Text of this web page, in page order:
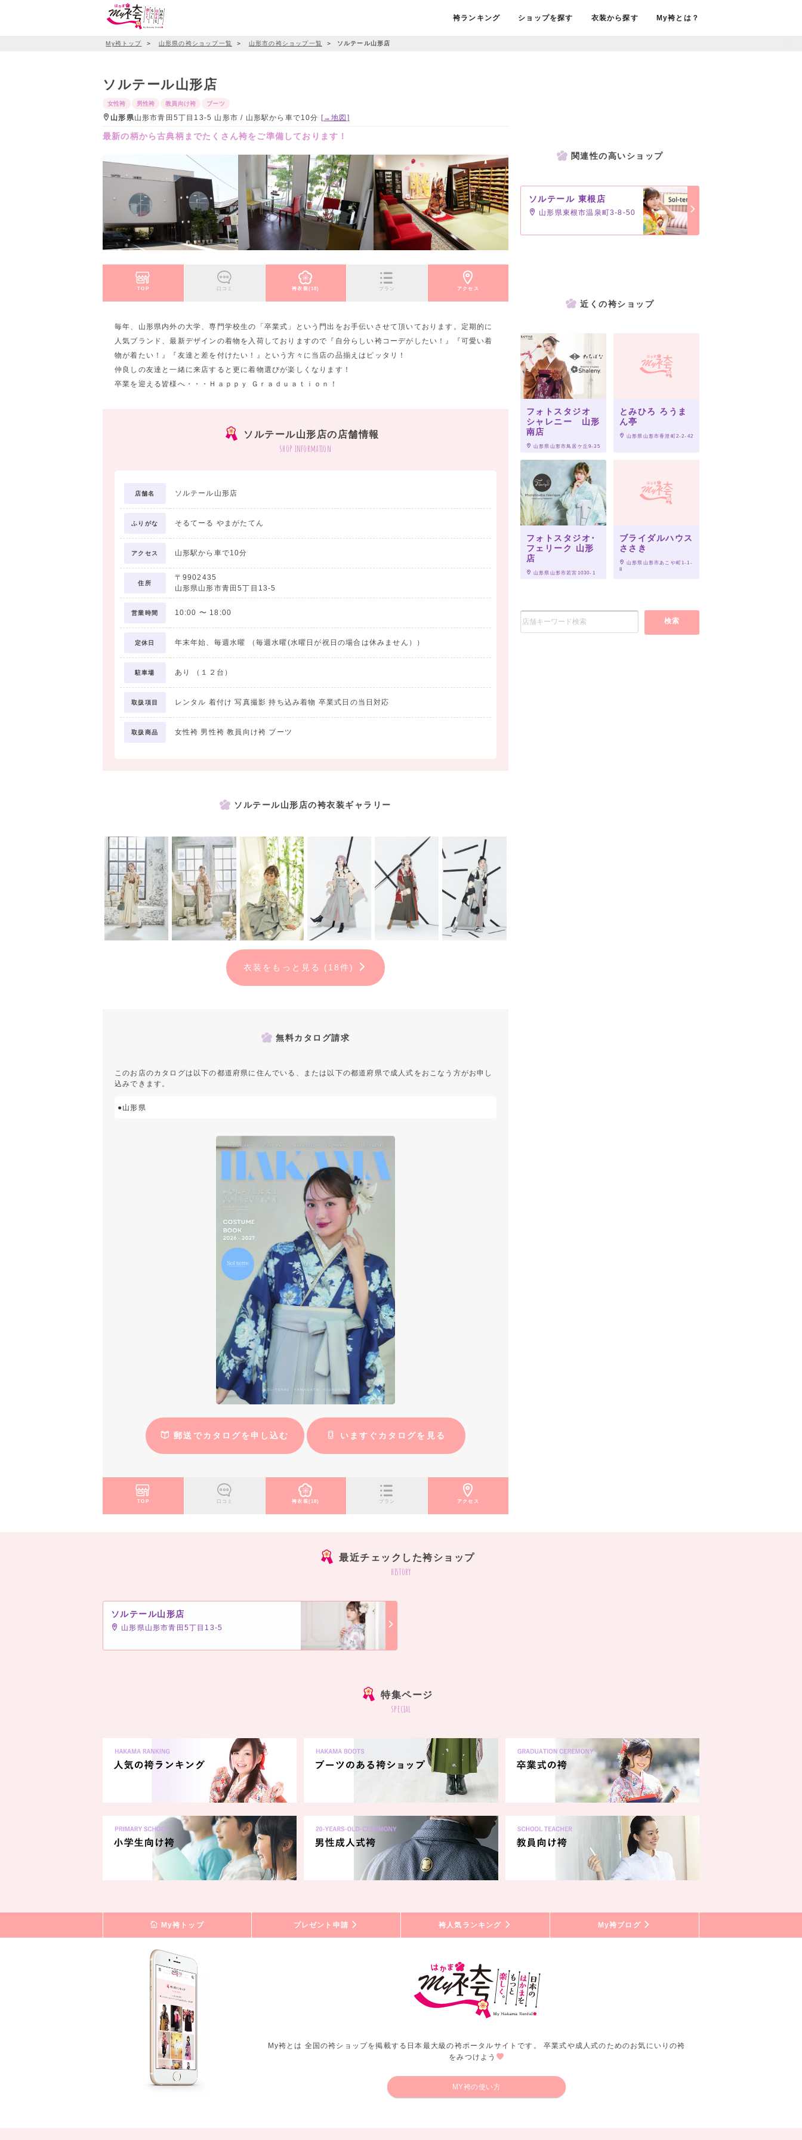
袴ランキング ショップを探す 衣装から探す My袴とは？
My袴トップ ＞ 山形県の袴ショップ一覧 ＞ 山形市の袴ショップ一覧 ＞ ソルテール山形店
ソルテール山形店
女性袴 男性袴 教員向け袴 ブーツ
山形県山形市青田5丁目13-5 山形市 / 山形駅から車で10分 [→地図]
最新の柄から古典柄までたくさん袴をご準備しております！
TOP 口コミ 袴衣装(18) プラン アクセス
毎年、山形県内外の大学、専門学校生の「卒業式」という門出をお手伝いさせて頂いております。定期的に
人気ブランド、最新デザインの着物を入荷しておりますので『自分らしい袴コーデがしたい！』『可愛い着
物が着たい！』『友達と差を付けたい！』という方々に当店の品揃えはピッタリ！
仲良しの友達と一緒に来店すると更に着物選びが楽しくなります！
卒業を迎える皆様へ・・・Ｈａｐｐｙ Ｇｒａｄｕａｔｉｏｎ！
ソルテール山形店の店舗情報
shop information
店舗名 ソルテール山形店
ふりがな そるてーる やまがたてん
アクセス 山形駅から車で10分
住所
〒9902435
山形県山形市青田5丁目13-5
営業時間 10:00 〜 18:00
定休日 年末年始、毎週水曜 （毎週水曜(水曜日が祝日の場合は休みません））
駐車場 あり （１２台）
取扱項目 レンタル 着付け 写真撮影 持ち込み着物 卒業式日の当日対応
取扱商品 女性袴 男性袴 教員向け袴 ブーツ
ソルテール山形店の袴衣装ギャラリー
衣装をもっと見る (18件)
無料カタログ請求
このお店のカタログは以下の都道府県に住んでいる、または以下の都道府県で成人式をおこなう方がお申し
込みできます。
●山形県
郵送でカタログを申し込む いますぐカタログを見る
TOP 口コミ 袴衣装(18) プラン アクセス
関連性の高いショップ
ソルテール 東根店
山形県東根市温泉町3-8-50
近くの袴ショップ
フォトスタジオ
シャレニー 山形
南店
山形県山形市鳥居ケ丘9-35
とみひろ ろうま
ん亭
山形県山形市香澄町2-2-42
フォトスタジオ･
フェリーク 山形
店
山形県山形市若宮1030-1
ブライダルハウス
ささき
山形県山形市あこや町1-1-
8
検索
最近チェックした袴ショップ
history
ソルテール山形店
山形県山形市青田5丁目13-5
特集ページ
special
My袴トップ プレゼント申請 袴人気ランキング My袴ブログ
My袴とは 全国の袴ショップを掲載する日本最大級の袴ポータルサイトです。 卒業式や成人式のためのお気にいりの袴
をみつけよう
MY袴の使い方